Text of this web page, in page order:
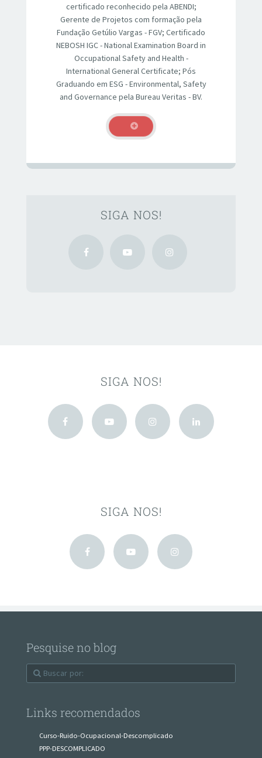
certificado reconhecido pela ABENDI;
Gerente de Projetos com formação pela
Fundação Getúlio Vargas - FGV; Certificado
NEBOSH IGC - National Examination Board in
Occupational Safety and Health -
International General Certificate; Pós
Graduando em ESG - Environmental, Safety
and Governance pela Bureau Veritas - BV.
SIGA NOS!
SIGA NOS!
SIGA NOS!
Pesquise no blog
Links recomendados
Curso-Ruido-Ocupacional-Descomplicado
PPP-DESCOMPLICADO